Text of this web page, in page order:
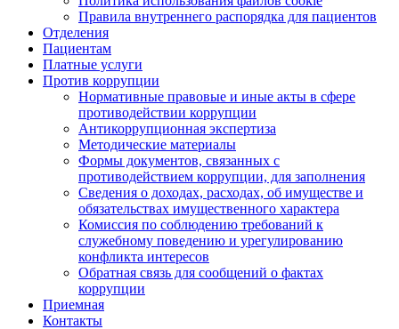
Правила внутреннего распорядка для пациентов
Отделения
Пациентам
Платные услуги
Против коррупции
Нормативные правовые и иные акты в сфере
противодействии коррупции
Антикоррупционная экспертиза
Методические материалы
Формы документов, связанных с
противодействием коррупции, для заполнения
Сведения о доходах, расходах, об имуществе и
обязательствах имущественного характера
Комиссия по соблюдению требований к
служебному поведению и урегулированию
конфликта интересов
Обратная связь для сообщений о фактах
коррупции
Приемная
Контакты